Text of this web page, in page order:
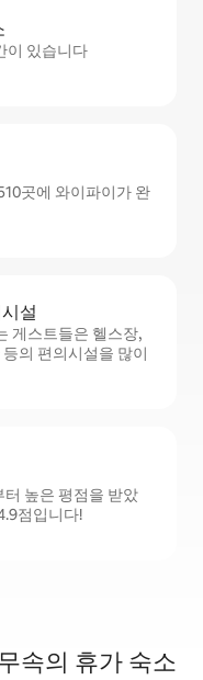
이 있습니다
곳에 와이파이가 완
설
게스트들은 헬스장,
의 편의시설을 많이
높은 평점을 받았
점입니다!
속의 휴가 숙소